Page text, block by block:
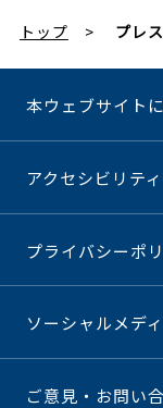
トップ プレ
本ウェブサイト
アクセシビリティ
プライバシーポ
ソーシャルメデ
ご意見・お問い